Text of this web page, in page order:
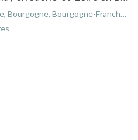
Bourgogne-Franche-Comté, France